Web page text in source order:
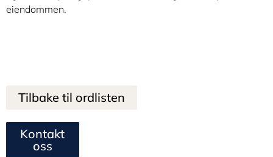
eiendommen.
Tilbake til ordlisten
Kontakt
oss